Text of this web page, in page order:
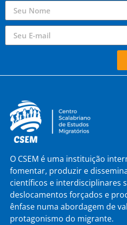
O CSEM é uma instituição
fomentar, produzir e
científicos e interdisciplinares
deslocamentos forçados e
ênfase numa abordagem de
protagonismo do migrante.